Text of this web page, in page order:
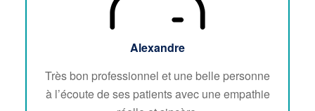
Alexandre
Très bon professionnel et une belle personne
à l’écoute de ses patients avec une empathie